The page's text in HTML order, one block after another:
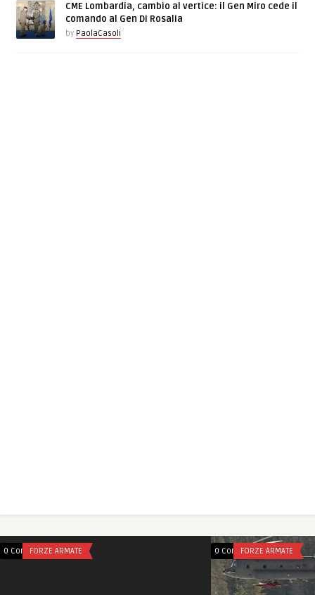
CME Lombardia, cambio al vertice: il Gen Miro cede il
comando al Gen Di Rosalia
by PaolaCasoli
0 CommentsFORZE ARMATE 0 CommentsFORZE ARMATE